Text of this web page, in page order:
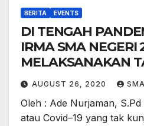
BERITA EVENTS
DI TENGAH
IRMA SMA NEGERI
MELAKSANAKAN
QURAN SECARA
AUGUST 26, 2020
Oleh : Ade Nurjaman,
atau Covid–19 yang tak